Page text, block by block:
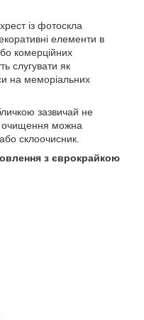
із фотоскла
елементи в
комерційних
слугувати як
на меморіальних
зазвичай не
очищення можна
склоочисник.
з єврокрайкою